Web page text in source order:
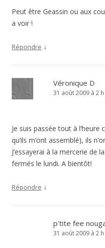
Peut être Geassin ou aux
a voir !
Répondre ↓
Véronique D
31 août 2009 à 2
Je suis passée tout à l’heure
qu’ils m’ont assemblé), ils
J’essayerai à la mercerie de
fermés le lundi. A bientôt!
Répondre ↓
p'tite fee
31 août 2009 à 2